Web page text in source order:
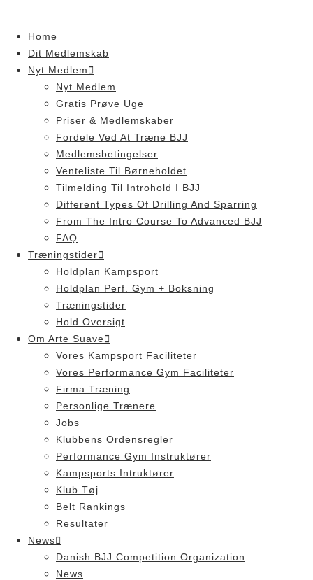
contentHome
Dit Medlemskab
Nyt Medlem
Nyt Medlem
Gratis Prøve Uge
Priser & Medlemskaber
Fordele Ved At Træne BJJ
Medlemsbetingelser
Venteliste Til Børneholdet
Tilmelding Til Introhold I BJJ
Different Types Of Drilling And Sparring
From The Intro Course To Advanced BJJ
FAQ
Træningstider
Holdplan Kampsport
Holdplan Perf. Gym + Boksning
Træningstider
Hold Oversigt
Om Arte Suave
Vores Kampsport Faciliteter
Vores Performance Gym Faciliteter
Firma Træning
Personlige Trænere
Jobs
Klubbens Ordensregler
Performance Gym Instruktører
Kampsports Intruktører
Klub Tøj
Belt Rankings
Resultater
News
Danish BJJ Competition Organization
News